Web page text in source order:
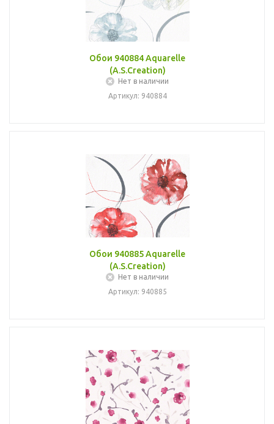
Обои 940884 Aquarelle
(A.S.Creation)
Нет в наличии
Артикул: 940884
Обои 940885 Aquarelle
(A.S.Creation)
Нет в наличии
Артикул: 940885